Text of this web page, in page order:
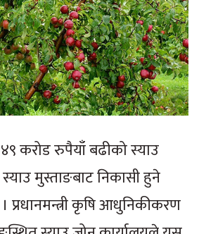
करोड रुपैयाँ बढीको स्याउ
मुस्ताङबाट निकासी हुने
प्रधानमन्त्री कृषि आधुनिकीकरण